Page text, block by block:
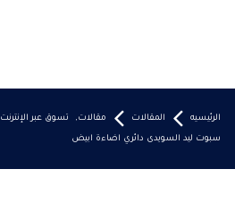
الرئيسيه المقالات مقالات, تسوق عبر الإنترنت
سبوت ليد السويدى دائري اضاءة ابيض